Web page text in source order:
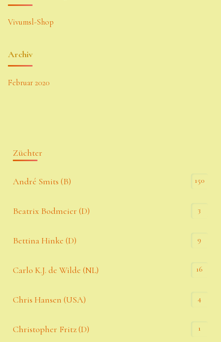
Vivumsl-Shop
Archiv
Februar 2020
Züchter
André Smits (B) 150
Beatrix Bodmeier (D) 3
Bettina Hinke (D) 9
Carlo K.J. de Wilde (NL) 16
Chris Hansen (USA) 4
Christopher Fritz (D) 1